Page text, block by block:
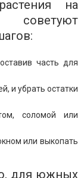
на
советуют
часть для
и убрать остатки
соломой или
или выкопать
для южных